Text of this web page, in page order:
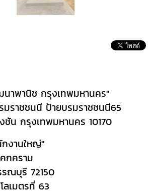
วัฒนาพานิช กรุงเทพมหานคร"
ราชชนนี ป้ายบรมราชชนนี65
น กรุงเทพมหานคร 10170
งานใหญ่"
ต.โคกคราม
ณบุรี 72150
เมตรที่ 63